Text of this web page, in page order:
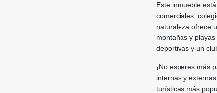
Este inmueble
comerciales,
naturaleza ofrece
montañas y
deportivas y un
¡No esperes más
internas y
turísticas más